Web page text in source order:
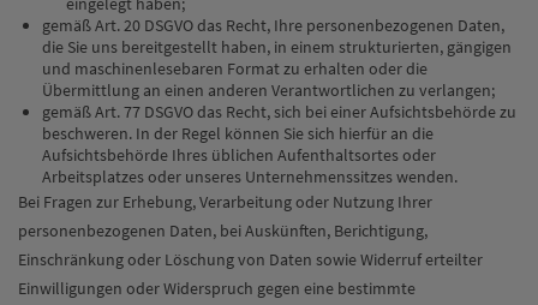
gemäß Art. 20 DSGVO das Recht, Ihre personenbezogenen Daten,
die Sie uns bereitgestellt haben, in einem strukturierten, gängigen
und maschinenlesebaren Format zu erhalten oder die
Übermittlung an einen anderen Verantwortlichen zu verlangen;
gemäß Art. 77 DSGVO das Recht, sich bei einer Aufsichtsbehörde zu
beschweren. In der Regel können Sie sich hierfür an die
Aufsichtsbehörde Ihres üblichen Aufenthaltsortes oder
Arbeitsplatzes oder unseres Unternehmenssitzes wenden.
Bei Fragen zur Erhebung, Verarbeitung oder Nutzung Ihrer
personenbezogenen Daten, bei Auskünften, Berichtigung,
Einschränkung oder Löschung von Daten sowie Widerruf erteilter
Einwilligungen oder Widerspruch gegen eine bestimmte